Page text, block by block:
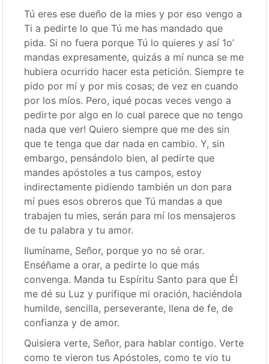
Tú eres ese dueño de la mies y por eso vengo a
Ti a pedirte lo que Tú me has mandado que
pida. Si no fuera porque Tú lo quieres y así 1o’
mandas expresamente, quizás a mí nunca se me
hubiera ocurrido hacer esta petición. Siempre te
pido por mí y por mis cosas; de vez en cuando
por los míos. Pero, iqué pocas veces vengo a
pedirte por algo en lo cual parece que no tengo
nada que ver! Quiero siempre que me des sin
que te tenga que dar nada en cambio. Y, sin
embargo, pensándolo bien, al pedirte que
mandes apóstoles a tus campos, estoy
indirectamente pidiendo también un don para
mí pues esos obreros que Tú mandas a que
trabajen tu mies, serán para mí los mensajeros
de tu palabra y tu amor.
Ilumíname, Señor, porque yo no sé orar.
Enséñame a orar, a pedirte lo que más
convenga. Manda tu Espíritu Santo para que Él
me dé su Luz y purifique mi oración, haciéndola
humilde, sencilla, perseverante, llena de fe, de
confianza y de amor.
Quisiera verte, Señor, para hablar contigo. Verte
como te vieron tus Apóstoles, como te vio tu